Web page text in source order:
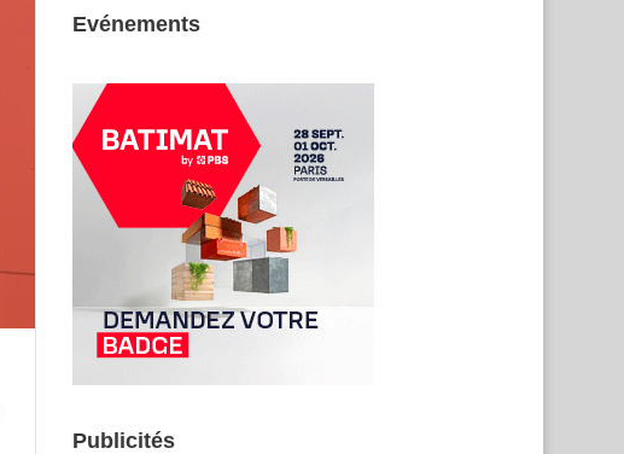
Evénements
Publicités